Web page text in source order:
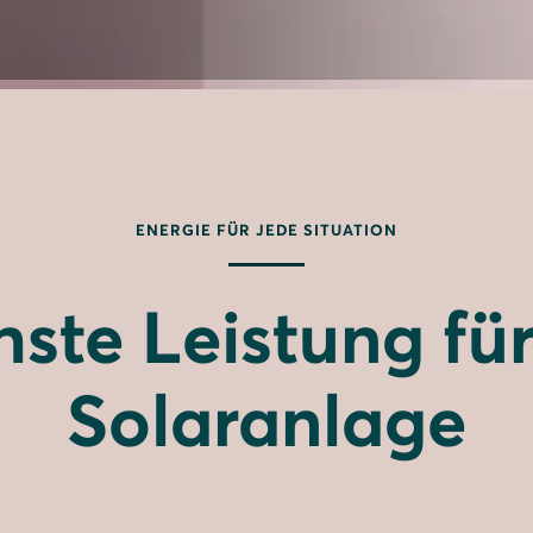
ENERGIE FÜR JEDE SITUATION
Leistung
Solaranlage